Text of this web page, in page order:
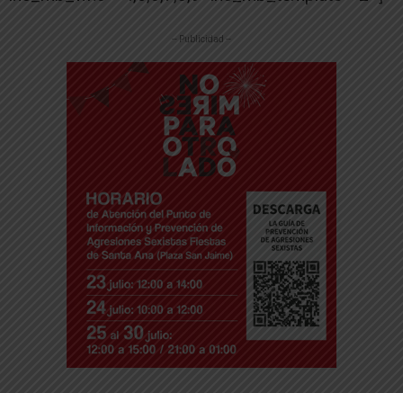
-- Publicidad --